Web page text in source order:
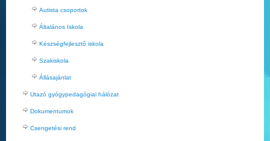
Autista csoportok
Általános Iskola
Készségfejlesztő iskola
Szakiskola
Állásajánlat
Utazó gyógypedagógiai hálózat
Dokumentumok
Csengetési rend